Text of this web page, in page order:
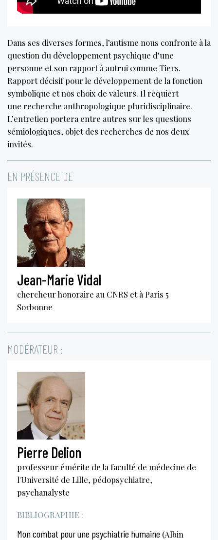
Dans ses diverses formes, l’autisme nous confronte à la
question du développement psychique d’une
personne et son rapport à autrui comme Tiers.
Rapport décisif pour le développement de la fonction
symbolique et nos choix de valeurs. Il requiert
une recherche anthropologique pluridisciplinaire.
L’entretien portera entre autres sur les questions
sémiologiques, objet des recherches de nos deux
invités.
EN PRÉSENCE DE
Jean-Marie Vidal
chercheur honoraire au CNRS et à Paris 5
Sorbonne
MODÉRATEUR :
Pierre Delion
professeur émérite de la faculté de médecine de
l'Université de Lille, pédopsychiatre,
psychanalyste
BIBLIOGRAPHIE :
Mon combat pour une psychiatrie humaine (Albin